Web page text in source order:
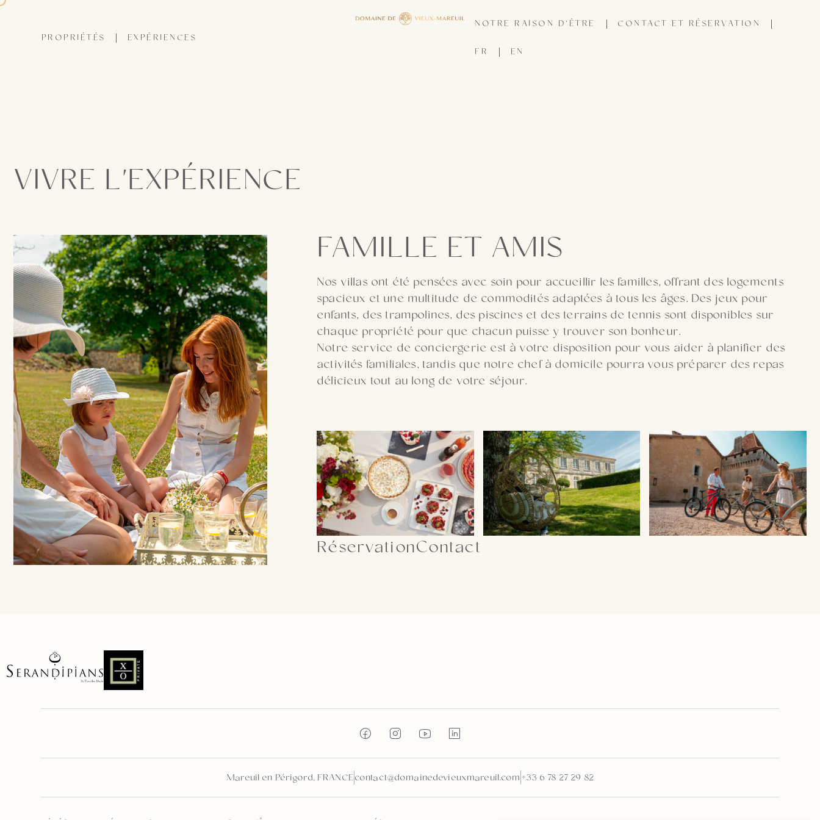
PROPRIÉTÉS EXPÉRIENCES
NOTRE RAISON D’ÊTRE
CONTACT ET RÉSERVATION
FR
EN
VIVRE L'EXPÉRIENCE
FAMILLE ET AMIS
Nos villas ont été pensées avec soin pour accueillir les familles, offrant des logements
spacieux et une multitude de commodités adaptées à tous les âges. Des jeux pour
enfants, des trampolines, des piscines et des terrains de tennis sont disponibles sur
chaque propriété pour que chacun puisse y trouver son bonheur.
Notre service de conciergerie est à votre disposition pour vous aider à planifier des
activités familiales, tandis que notre chef à domicile pourra vous préparer des repas
délicieux tout au long de votre séjour.
RéservationContact
Mareuil en Périgord, FRANCEcontact@domainedevieuxmareuil.com+33 6 78 27 29 82